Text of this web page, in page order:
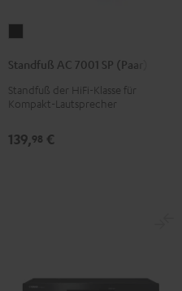
7001
SP
(Paar)
Standfuß AC 7001 SP (Paar)
Standfuß der HiFi-Klasse für
Kompakt-Lautsprecher
139,98 €